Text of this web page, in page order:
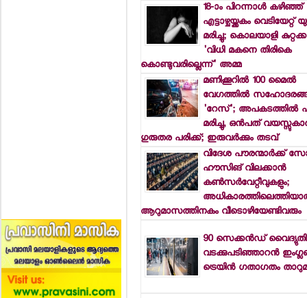
18-ാം പിറന്നാള്‍ കഴിഞ്ഞ്
എട്ടാഴ്ചയ്ക്കകം വെടിയേറ്റ്
മരിച്ചു; കൊലയാളി
'വിധി മകനെ തിരികെ
കൊണ്ടുവരില്ലെന്ന്' അമ്മ
മണിക്കൂറില്‍ 100 മൈല്‍
വേഗത്തില്‍
'റേസ്'; അപകടത്തില്‍
മരിച്ചു, ഒന്‍പത്
ഗുരുതര പരിക്ക്; ഇരുവര്‍ക്കും തടവ്
വിദേശ പൗരന്മാര്‍ക്ക്
ഹൗസിങ് വിലക്കാന്‍
കണ്‍സര്‍വേറ്റീവുകളും;
ആറുമാസത്തിനകം വീടൊഴിയേണ്ടിവരും
90 സെക്കന്‍ഡ് വൈദ്യുതി
വടക്കുപടിഞ്ഞാറന്‍
ട്രെയിന്‍ ഗതാഗതം